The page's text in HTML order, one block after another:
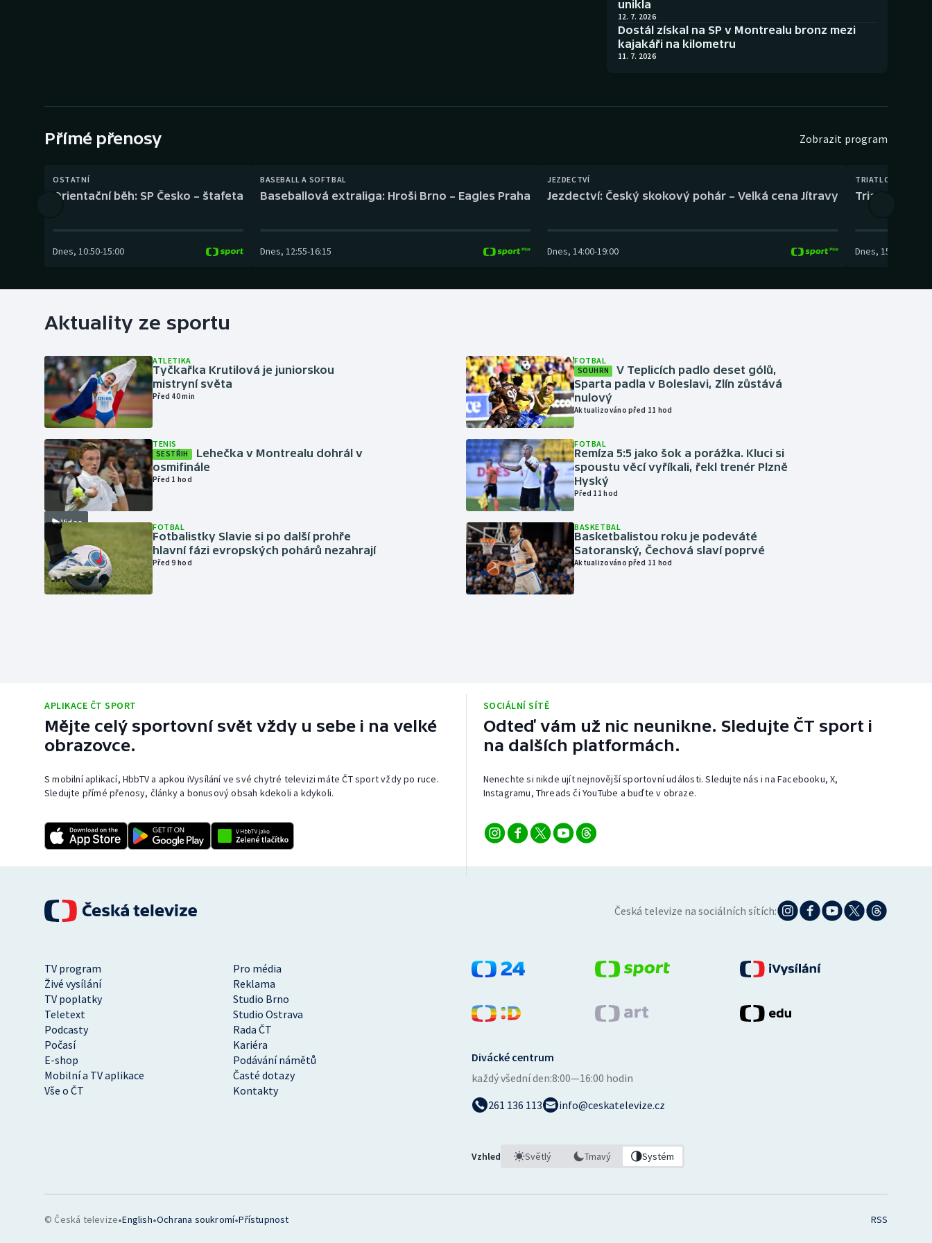
Futsal Parasport Volejbal
unikla
12. 7. 2026
Dostál získal na SP v Montrealu bronz mezi
kajakáři na kilometru
11. 7. 2026
Přímé přenosy Zobrazit program
OSTATNÍ
Orientační běh: SP Česko – štafeta
Dnes, 10:50-15:00
BASEBALL A SOFTBAL
Baseballová extraliga: Hroši Brno – Eagles Praha
Dnes, 12:55-16:15
JEZDECTVÍ
Jezdectví: Český skokový pohár – Velká cena Jítravy
Dnes, 14:00-19:00
TRIATLON
Triatlon:
Dnes, 15:00
Aktuality ze sportu
ATLETIKA
Tyčkařka Krutilová je juniorskou
mistryní světa
Před 40 min
Video
TENIS
SESTŘIH
Lehečka v Montrealu dohrál v
osmifinále
Před 1 hod
FOTBAL
Fotbalistky Slavie si po další prohře
hlavní fázi evropských pohárů nezahrají
Před 9 hod
FOTBAL
SOUHRN
V Teplicích padlo deset gólů,
Sparta padla v Boleslavi, Zlín zůstává
nulový
Aktualizováno před 11 hod
FOTBAL
Remíza 5:5 jako šok a porážka. Kluci si
spoustu věcí vyříkali, řekl trenér Plzně
Hyský
Před 11 hod
BASKETBAL
Basketbalistou roku je podeváté
Satoranský, Čechová slaví poprvé
Aktualizováno před 11 hod
APLIKACE ČT SPORT
Mějte celý sportovní svět vždy u sebe i na velké
obrazovce.
S mobilní aplikací, HbbTV a apkou iVysílání ve své chytré televizi máte ČT sport vždy po ruce.
Sledujte přímé přenosy, články a bonusový obsah kdekoli a kdykoli.
SOCIÁLNÍ SÍTĚ
Odteď vám už nic neunikne. Sledujte ČT sport i
na dalších platformách.
Nenechte si nikde ujít nejnovější sportovní události. Sledujte nás i na Facebooku, X,
Instagramu, Threads či YouTube a buďte v obraze.
Česká televize na sociálních sítích:
TV program
Pro média
Živé vysílání
Reklama
TV poplatky
Studio Brno
Teletext
Studio Ostrava
Podcasty
Rada ČT
Počasí
Kariéra
E-shop
Podávání námětů
Mobilní a TV aplikace
Časté dotazy
Vše o ČT
Kontakty
Divácké centrum
každý všední den:8:00—16:00 hodin
261 136 113
info@ceskatelevize.cz
Vzhled Světlý Tmavý Systém
© Česká televize•English•Ochrana soukromí•Přístupnost RSS